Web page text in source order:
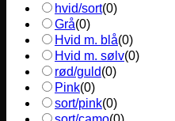
hvid/sort(0)
Grå(0)
Hvid m. blå(0)
Hvid m. sølv(0)
rød/guld(0)
Pink(0)
sort/pink(0)